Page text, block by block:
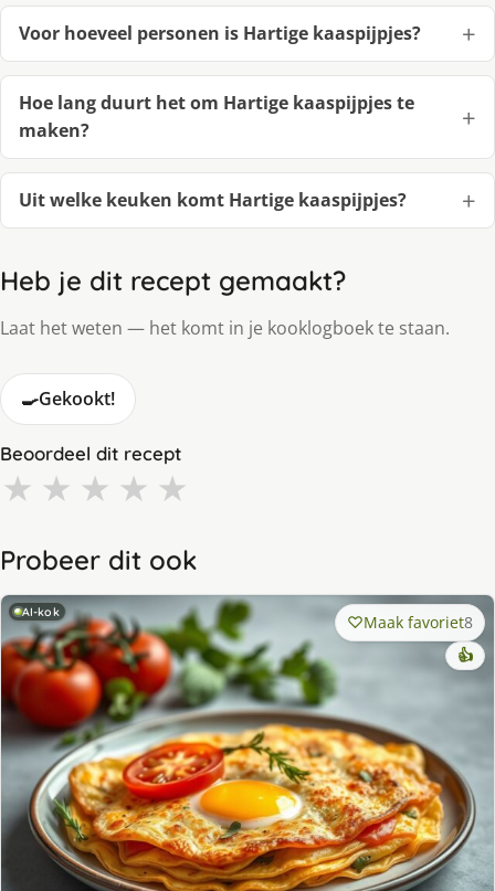
Voor hoeveel personen is Hartige kaaspijpjes?
Hoe lang duurt het om Hartige kaaspijpjes te
maken?
Uit welke keuken komt Hartige kaaspijpjes?
Heb je dit recept gemaakt?
Laat het weten — het komt in je kooklogboek te staan.
🍳Gekookt!
Beoordeel dit recept
★ ★ ★ ★ ★
Probeer dit ook
AI-kok Maak favoriet8
👍